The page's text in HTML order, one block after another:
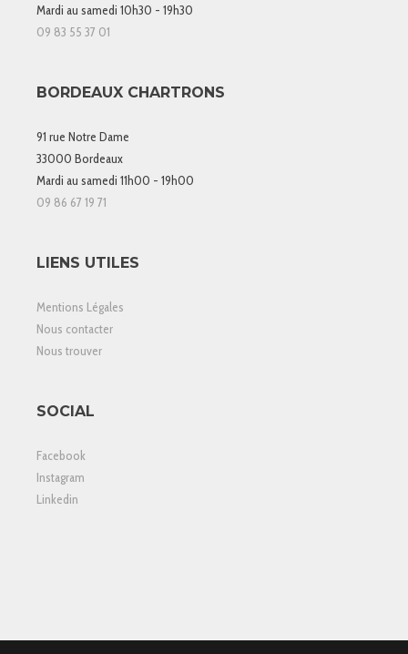
Mardi au samedi 10h30 - 19h30
09 83 55 37 01
BORDEAUX CHARTRONS
91 rue Notre Dame
33000 Bordeaux
Mardi au samedi 11h00 - 19h00
09 86 67 19 71
LIENS UTILES
Mentions Légales
Nous contacter
Nous trouver
SOCIAL
Facebook
Instagram
Linkedin